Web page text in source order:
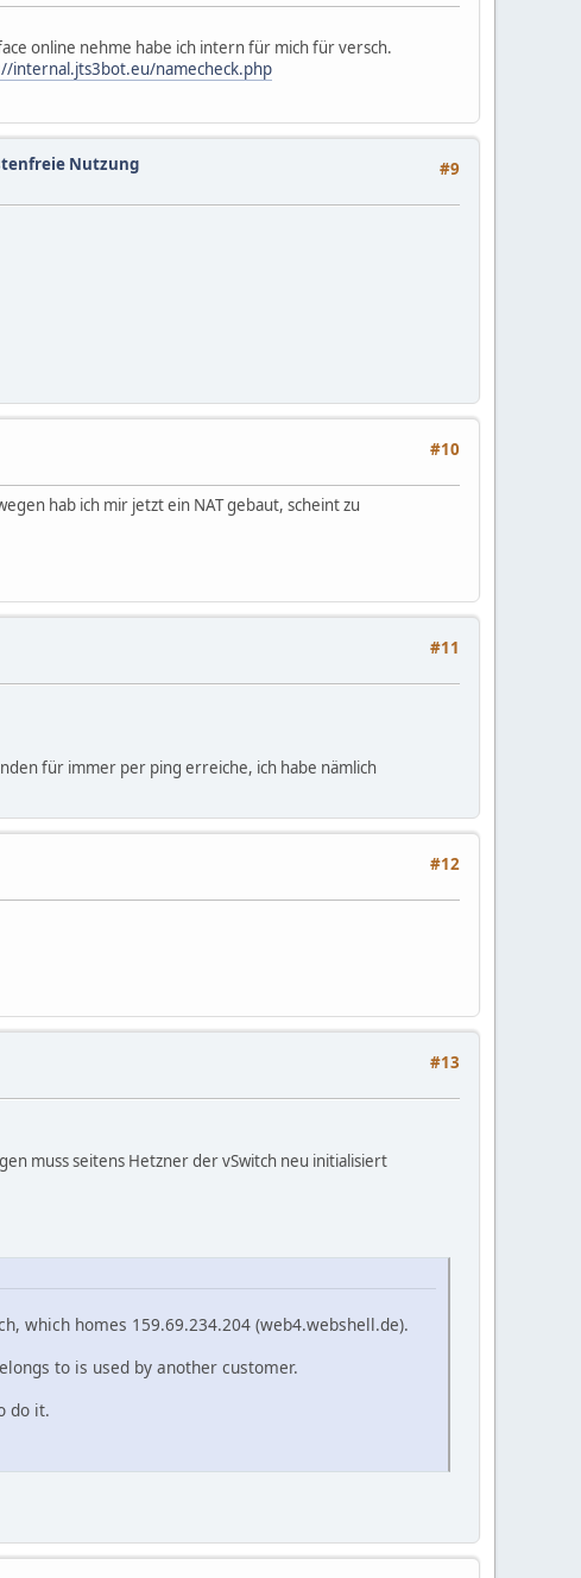
online nehme habe ich intern für mich für versch.
internal.jts3bot.eu/namecheck.php
#9
Nutzung
#10
hab ich mir jetzt ein NAT gebaut, scheint zu
#11
für immer per ping erreiche, ich habe nämlich
#12
#13
muss seitens Hetzner der vSwitch neu initialisiert
which homes 159.69.234.204 (web4.webshell.de).
to is used by another customer.
do it.